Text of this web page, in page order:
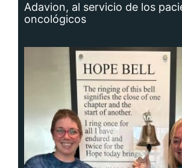
Adavion, al servicio de los
oncológicos